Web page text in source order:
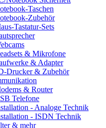
Taschen
Zubehör
Tastatur-Sets
& Mikrofone
& Adapter
Drucker & Zubehör
& Router
Telefone
- Analoge Technik
- ISDN Technik
& mehr